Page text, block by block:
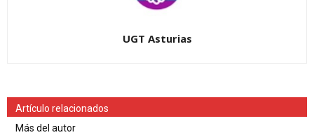
UGT Asturias
Artículo relacionados
Más del autor